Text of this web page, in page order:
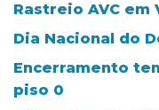
Rastreio AVC em
Dia Nacional do
Encerramento
piso 0